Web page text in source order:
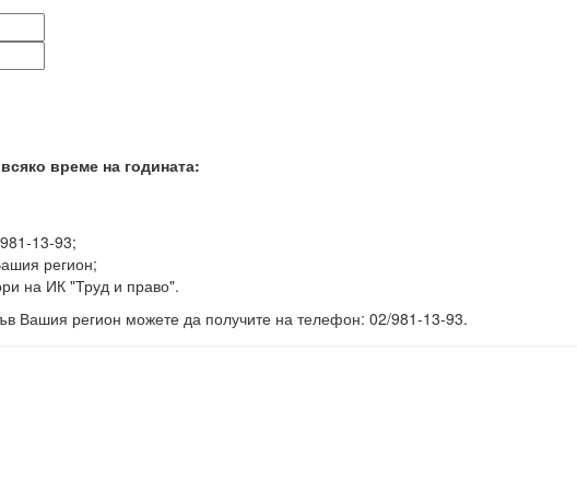
време на годината:
13-93;
регион;
на ИК "Труд и право".
Вашия регион можете да получите на телефон: 02/981-13-93.